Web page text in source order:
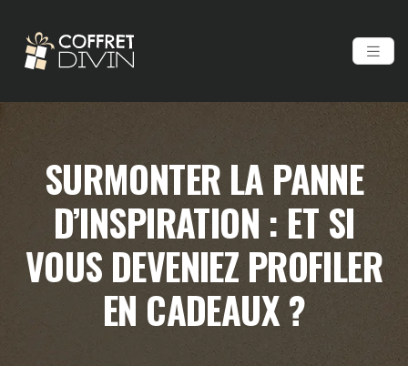
SURMONTER LA PANNE
D’INSPIRATION : ET SI
VOUS DEVENIEZ PROFILER
EN CADEAUX ?